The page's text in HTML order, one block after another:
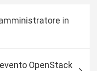
in
OpenStack